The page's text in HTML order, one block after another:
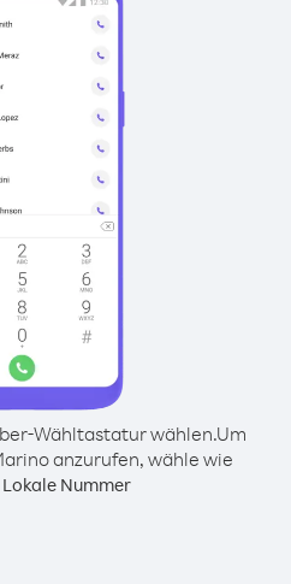
Wähltastatur wählen.Um
anzurufen, wähle wie
Lokale Nummer